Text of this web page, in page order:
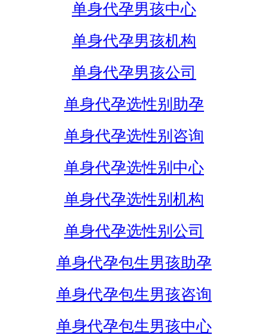
单身代孕男孩中心
单身代孕男孩机构
单身代孕男孩公司
单身代孕选性别助孕
单身代孕选性别咨询
单身代孕选性别中心
单身代孕选性别机构
单身代孕选性别公司
单身代孕包生男孩助孕
单身代孕包生男孩咨询
单身代孕包生男孩中心